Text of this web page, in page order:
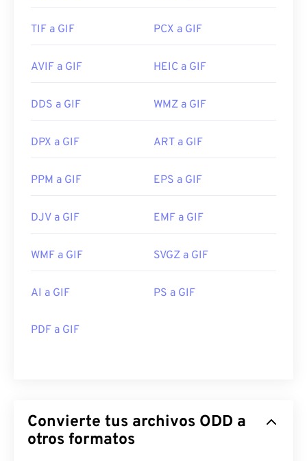
TIF a GIF PCX a GIF
AVIF a GIF HEIC a GIF
DDS a GIF WMZ a GIF
DPX a GIF ART a GIF
PPM a GIF EPS a GIF
DJV a GIF EMF a GIF
WMF a GIF SVGZ a GIF
AI a GIF PS a GIF
PDF a GIF
Convierte tus archivos ODD a
otros formatos